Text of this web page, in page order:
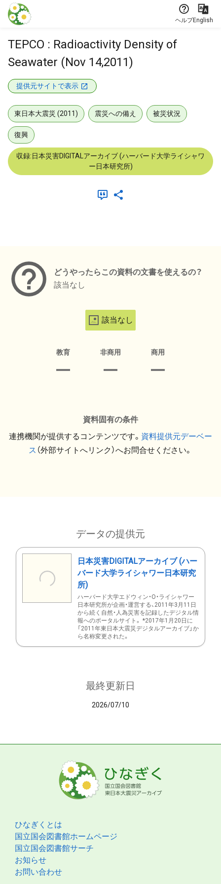
本文に飛ぶ
ヘルプEnglish
TEPCO : Radioactivity Density of
Seawater (Nov 14,2011)
提供元サイトで表示
東日本大震災 (2011) 震災への備え 被災状況
復興
収録:日本災害DIGITALアーカイブ (ハーバード大学ライシャワ
ー日本研究所)
どうやったらこの資料の文書を使えるの？
該当なし
該当なし
教育 非商用 商用
資料固有の条件
連携機関が提供するコンテンツです。 資料提供元デーベー
ス （外部サイトへリンク）へお問合せください。
データの提供元
日本災害DIGITALアーカイブ (ハー
バード大学ライシャワー日本研究
所)
ハーバード大学エドウィン・O・ライシャワー
日本研究所が企画・運営する、2011年3月11日
から続く自然・人為災害を記録したデジタル情
報へのポータルサイト。 *2017年1月20日に
「2011年東日本大震災デジタルアーカイブ」か
ら名称変更された。
最終更新日
2026/07/10
ひなぎくとは
国立国会図書館ホームページ
国立国会図書館サーチ
お知らせ
お問い合わせ